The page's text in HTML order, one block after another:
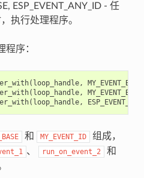
ESP_EVENT_ANY_ID - 任
执行处理程序。
程序：
( loop_handle, MY_EVENT_BASE
( loop_handle, MY_EVENT_BASE
( loop_handle,
和 MY_EVENT_ID
组成，
、 run_on_event_2 和